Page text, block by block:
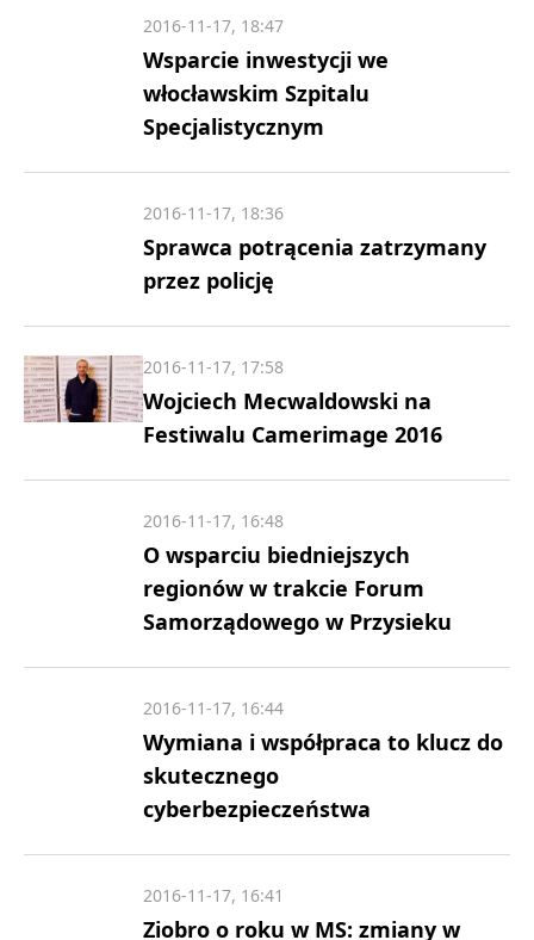
Wsparcie inwestycji we
włocławskim Szpitalu
Specjalistycznym
2016-11-17, 18:47
Sprawca potrącenia zatrzymany
przez policję
2016-11-17, 18:36
Wojciech Mecwaldowski na
Festiwalu Camerimage 2016
2016-11-17, 17:58
O wsparciu biedniejszych
regionów w trakcie Forum
Samorządowego w Przysieku
2016-11-17, 16:48
Wymiana i współpraca to klucz do
skutecznego
cyberbezpieczeństwa
2016-11-17, 16:44
Ziobro o roku w MS: zmiany w
2016-11-17, 16:41